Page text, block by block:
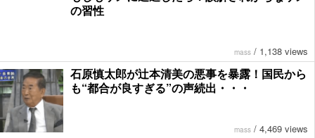
の習性
mass / 1,138 views
石原慎太郎が辻本清美の悪事を暴露！国民から
も“都合が良すぎる”の声続出・・・
mass / 4,469 views